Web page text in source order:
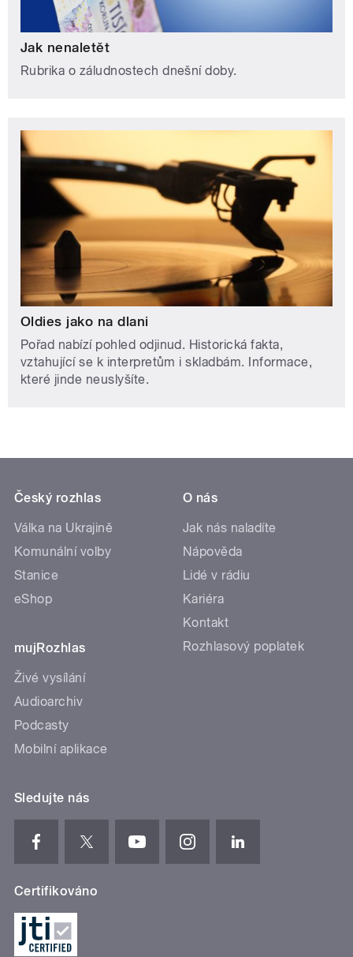
Jak nenaletět
Rubrika o záludnostech dnešní doby.
Oldies jako na dlani
Pořad nabízí pohled odjinud. Historická fakta,
vztahující se k interpretům i skladbám. Informace,
které jinde neuslyšíte.
Český rozhlas
Válka na Ukrajině
Komunální volby
Stanice
eShop
mujRozhlas
Živé vysílání
Audioarchiv
Podcasty
Mobilní aplikace
O nás
Jak nás naladíte
Nápověda
Lidé v rádiu
Kariéra
Kontakt
Rozhlasový poplatek
Sledujte nás
Certifikováno